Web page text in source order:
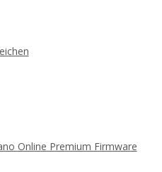
Online Premium Firmware